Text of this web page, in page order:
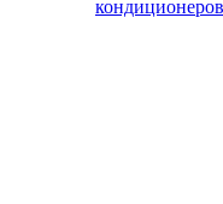
кондиционеров